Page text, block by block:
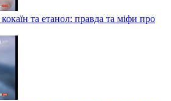
та етанол: правда та міфи про